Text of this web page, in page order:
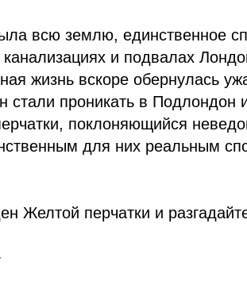
всю землю, единственное
и подвалах
жизнь вскоре обернулась
проникать в Подлондон
поклоняющийся
для них реальным
Желтой перчатки и